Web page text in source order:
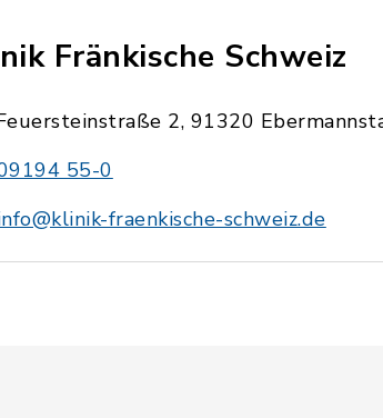
Fränkische Schweiz
2, 91320
55-0
fraenkische-schweiz.de